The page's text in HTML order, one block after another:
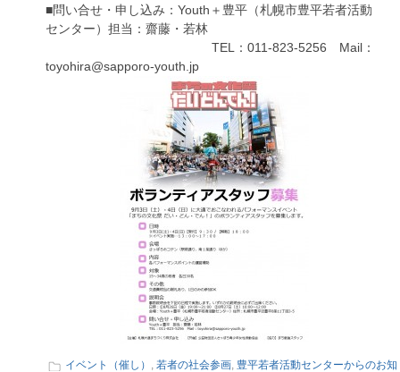
■問い合せ・申し込み：Youth＋豊平（札幌市豊平若者活動
センター）担当：齋藤・若林
TEL：011-823-5256 Mail：
toyohira@sapporo-youth.jp
イベント（催し） , 若者の社会参画, 豊平若者活動センターからのお知